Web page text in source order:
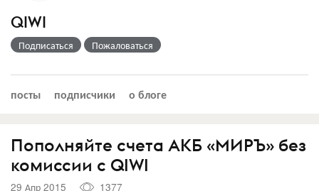
QIWI
Подписаться Пожаловаться
посты подписчики о блоге
Пополняйте счета АКБ «МИРЪ» без
комиссии с QIWI
29 Апр 2015
1377